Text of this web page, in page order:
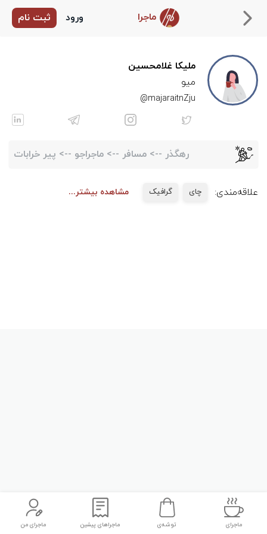
ماجرا ورود ثبت نام
ماجرای توشه‌ی ماجراهای پیشین ماجرای من
ملیکا غلامحسین
میو
majaraitnZju@
رهگذر --> مسافر --> ماجراجو --> پیر خرابات
علاقه‌مندی: چای گرافیک مشاهده بیشتر...